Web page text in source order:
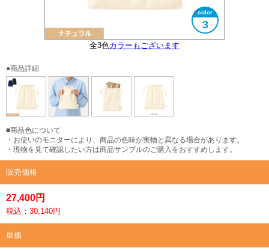
全3色カラーもございます
3
大きさイメージ
使用イメージ
●商品詳細
■商品色について
・お使いのモニターにより、商品の色味が実物と異なる場合があります。
・現物を見て確認したい方は商品サンプルのご購入をおすすめします。
販売価格
27,400円
税込：30,140円
単価